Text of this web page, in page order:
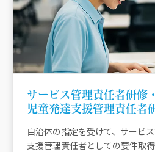
サービス管理責任者研修・
児童発達支援管理責任者
自治体の指定を受けて、サービ
支援管理責任者としての要件取